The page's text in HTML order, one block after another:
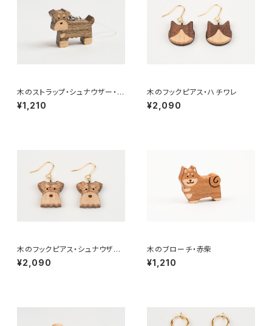
木のストラップ・シュナウザー・ソ
ルト&ペッパー
¥1,210
木のフックピアス・ハチワレ
¥2,090
木のフックピアス・シュナウザ
ー・ソルト & ペッパー
¥2,090
木のブローチ・赤柴
¥1,210